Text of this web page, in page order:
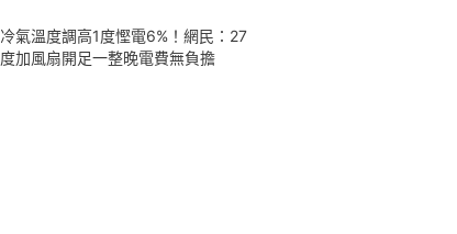
冷氣溫度調高1度慳電6%！網民：27
度加風扇開足一整晚電費無負擔